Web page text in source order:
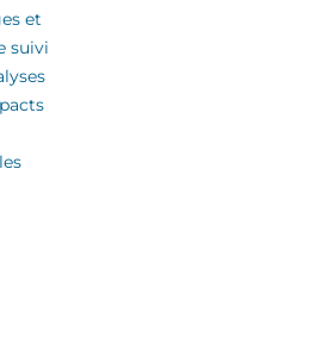
et
suivi